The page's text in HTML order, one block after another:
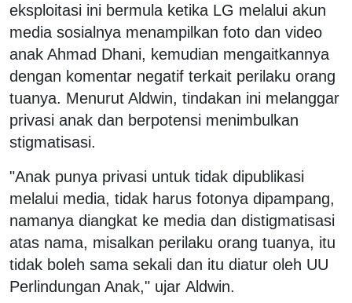
eksploitasi ini bermula ketika LG melalui akun
media sosialnya menampilkan foto dan video
anak Ahmad Dhani, kemudian mengaitkannya
dengan komentar negatif terkait perilaku orang
tuanya. Menurut Aldwin, tindakan ini melanggar
privasi anak dan berpotensi menimbulkan
stigmatisasi.
"Anak punya privasi untuk tidak dipublikasi
melalui media, tidak harus fotonya dipampang,
namanya diangkat ke media dan distigmatisasi
atas nama, misalkan perilaku orang tuanya, itu
tidak boleh sama sekali dan itu diatur oleh UU
Perlindungan Anak," ujar Aldwin.